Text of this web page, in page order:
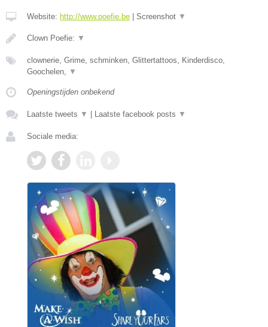
Website: http://www.poefie.be Screenshot ▼
Clown Poefie: ▼
clownerie, Grime, schminken, Glittertattoos, Kinderdisco,
Goochelen, ▼
Openingstijden onbekend
Laatste tweets ▼ Laatste facebook posts ▼
Sociale media: